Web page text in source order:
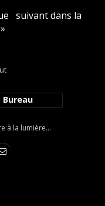
suivant dans la
Bureau
à la lumière...